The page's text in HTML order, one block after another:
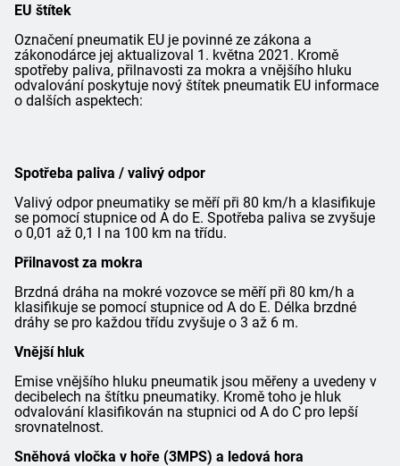
EU štítek
Označení pneumatik EU je povinné ze zákona a
zákonodárce jej aktualizoval 1. května 2021. Kromě
spotřeby paliva, přilnavosti za mokra a vnějšího hluku
odvalování poskytuje nový štítek pneumatik EU informace
o dalších aspektech:
Spotřeba paliva / valivý odpor
Valivý odpor pneumatiky se měří při 80 km/h a klasifikuje
se pomocí stupnice od A do E. Spotřeba paliva se zvyšuje
o 0,01 až 0,1 l na 100 km na třídu.
Přilnavost za mokra
Brzdná dráha na mokré vozovce se měří při 80 km/h a
klasifikuje se pomocí stupnice od A do E. Délka brzdné
dráhy se pro každou třídu zvyšuje o 3 až 6 m.
Vnější hluk
Emise vnějšího hluku pneumatik jsou měřeny a uvedeny v
decibelech na štítku pneumatiky. Kromě toho je hluk
odvalování klasifikován na stupnici od A do C pro lepší
srovnatelnost.
Sněhová vločka v hoře (3MPS) a ledová hora